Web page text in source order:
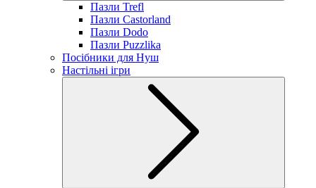
Пазли Trefl
Пазли Castorland
Пазли Dodo
Пазли Puzzlika
Посібники для Нуш
Настільні ігри